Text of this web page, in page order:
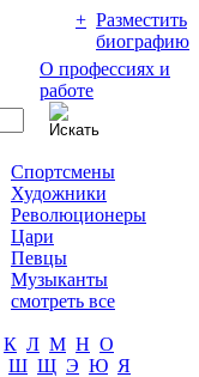
+ Разместить
биографию
О профессиях и
работе
Спортсмены
Художники
Революционеры
Цари
Певцы
Музыканты
смотреть все
К Л М Н О
Ш Щ Э Ю Я